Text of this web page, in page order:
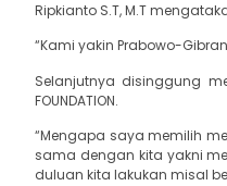
Ripkianto S.T, M.T
“Kami yakin Prabowo-
Selanjutnya disinggung
FOUNDATION.
“Mengapa saya memilih
sama dengan kita yakni
duluan kita lakukan misal